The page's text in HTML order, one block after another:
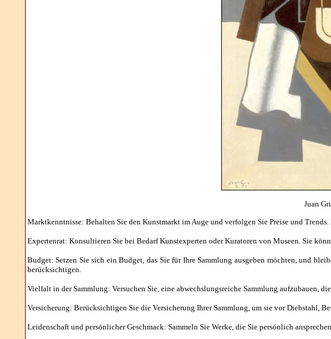
Juan
Marktkenntnisse: Behalten Sie den Kunstmarkt im Auge und verfolgen Sie Preise und
Expertenrat: Konsultieren Sie bei Bedarf Kunstexperten oder Kuratoren von Museen. Sie
Budget: Setzen Sie sich ein Budget, das Sie für Ihre Sammlung ausgeben möchten, und
berücksichtigen.
Vielfalt in der Sammlung: Versuchen Sie, eine abwechslungsreiche Sammlung aufzubauen,
Versicherung: Berücksichtigen Sie die Versicherung Ihrer Sammlung, um sie vor Diebstahl,
Leidenschaft und persönlicher Geschmack: Sammeln Sie Werke, die Sie persönlich